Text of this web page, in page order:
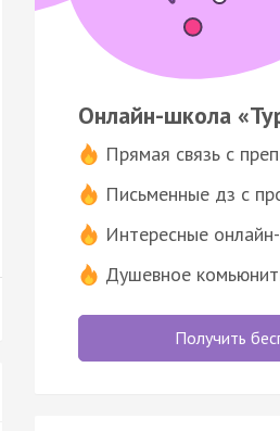
Онлайн-школа
Прямая связь с
Письменные дз с
Интересные
Душевное
Получить